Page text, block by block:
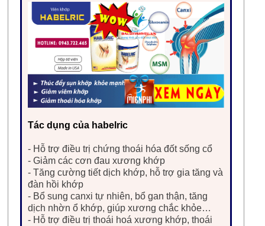
Tác dụng của habelric
- Hỗ trợ điều trị chứng thoái hóa đốt sống cổ
- Giảm các cơn đau xương khớp
- Tăng cường tiết dịch khớp, hỗ trợ gia tăng và
đàn hồi khớp
- Bổ sung canxi tự nhiên, bổ gan thận, tăng
dịch nhờn ổ khớp, giúp xương chắc khỏe…
- Hỗ trợ điều trị thoái hoá xương khớp, thoái